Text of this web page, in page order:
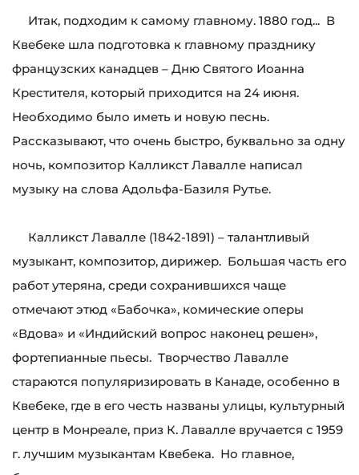
Итак, подходим к самому главному. 1880 год... В
Квебеке шла подготовка к главному празднику
французских канадцев – Дню Святого Иоанна
Крестителя, который приходится на 24 июня.
Необходимо было иметь и новую песнь.
Рассказывают, что очень быстро, буквально за одну
ночь, композитор Калликст Лавалле написал
музыку на слова Адольфа-Базиля Рутье.
Калликст Лавалле (1842-1891) – талантливый
музыкант, композитор, дирижер. Большая часть его
работ утеряна, среди сохранившихся чаще
отмечают этюд «Бабочка», комические оперы
«Вдова» и «Индийский вопрос наконец решен»,
фортепианные пьесы. Творчество Лавалле
стараются популяризировать в Канаде, особенно в
Квебеке, где в его честь названы улицы, культурный
центр в Монреале, приз К. Лавалле вручается с 1959
г. лучшим музыкантам Квебека. Но главное,